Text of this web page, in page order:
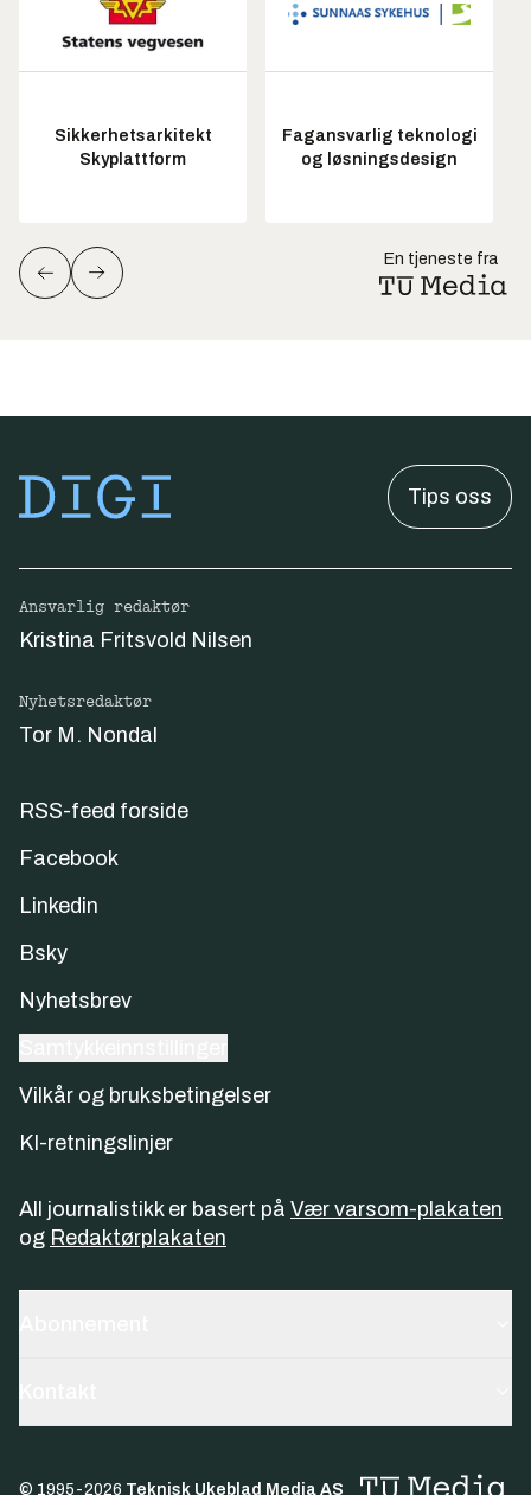
Sikkerhetsarkitekt
Skyplattform
Fagansvarlig teknologi
og løsningsdesign
En tjeneste fra
Tips oss
Ansvarlig redaktør
Kristina Fritsvold Nilsen
Nyhetsredaktør
Tor M. Nondal
RSS-feed forside
Facebook
Linkedin
Bsky
Nyhetsbrev
Vilkår og bruksbetingelser
KI-retningslinjer
All journalistikk er basert på Vær varsom-plakaten
og Redaktørplakaten
© 1995-2026 Teknisk Ukeblad Media AS